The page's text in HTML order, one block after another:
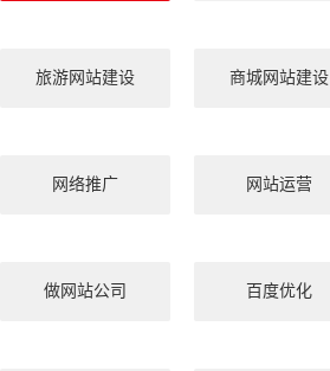
旅游网站建设 商城网站建设
网络推广 网站运营
做网站公司 百度优化